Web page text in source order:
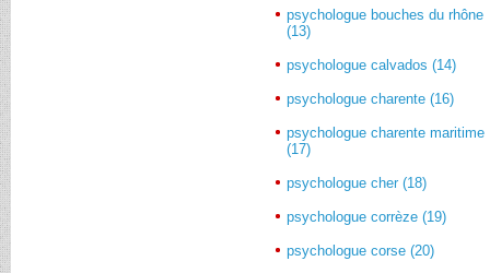
psychologue bouches du rhône
(13)
psychologue calvados (14)
psychologue charente (16)
psychologue charente maritime
(17)
psychologue cher (18)
psychologue corrèze (19)
psychologue corse (20)